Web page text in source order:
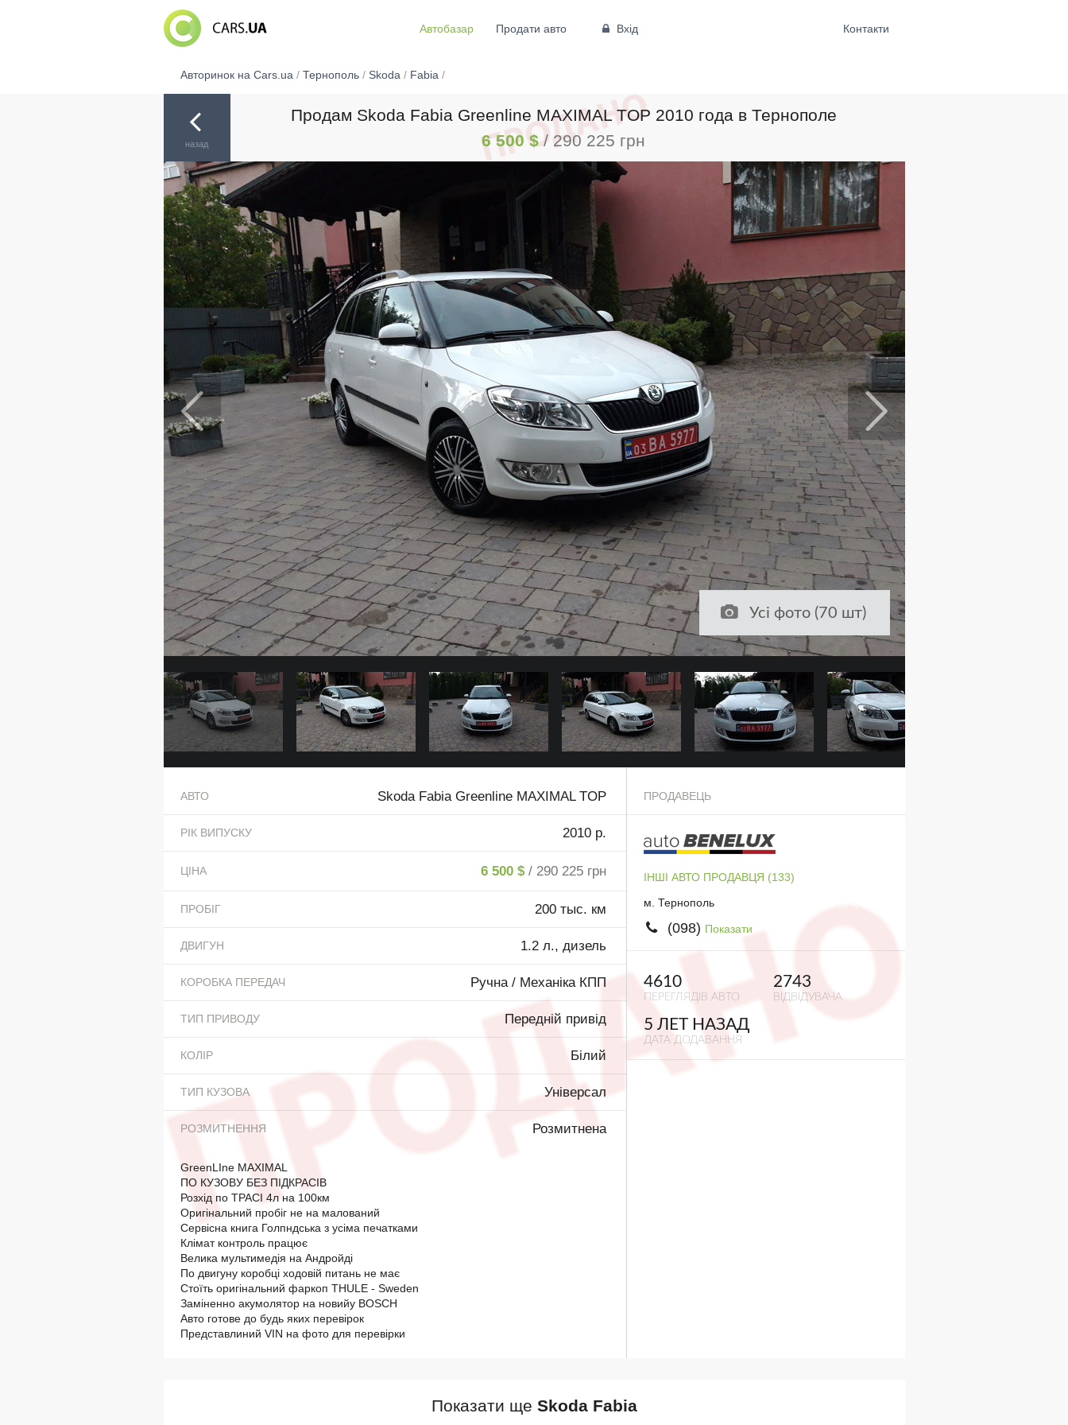
Автобазар Продати авто Вхід Контакти
Авторинок на Cars.ua / Тернополь/ Skoda / Fabia /
назад
Продам Skoda Fabia Greenline MAXIMAL TOP 2010 года в Тернополе
6 500 $ / 290 225 грн
Усі фото (70 шт)
АВТО Skoda Fabia Greenline MAXIMAL TOP
РІК ВИПУСКУ 2010 р.
ЦІНА 6 500 $ / 290 225 грн
ПРОБІГ 200 тыс. км
ДВИГУН 1.2 л., дизель
КОРОБКА ПЕРЕДАЧ Ручна / Механіка КПП
ТИП ПРИВОДУ Передній привід
КОЛІР Білий
ТИП КУЗОВА Універсал
РОЗМИТНЕННЯ Розмитнена
GreenLIne MAXIMAL
ПО КУЗОВУ БЕЗ ПІДКРАСІВ
Розхід по ТРАСІ 4л на 100км
Оригінальний пробіг не на малований
Сервісна книга Голпндська з усіма печатками
Клімат контроль працює
Велика мультимедія на Андройді
По двигуну коробці ходовій питань не має
Стоїть оригінальний фаркоп THULE - Sweden
Заміненно акумолятор на новийу BOSCH
Авто готове до будь яких перевірок
Представлиний VIN на фото для перевірки
ПРОДАВЕЦЬ
ІНШІ АВТО ПРОДАВЦЯ (133)
м. Тернополь
(098) Показати
4610
ПЕРЕГЛЯДІВ АВТО
2743
ВІДВІДУВАЧА
5 ЛЕТ НАЗАД
ДАТА ДОДАВАННЯ
Показати ще Skoda Fabia